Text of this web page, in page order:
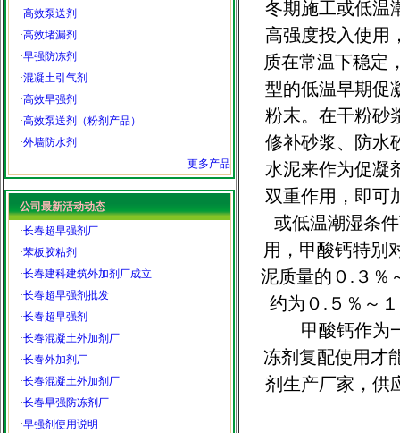
·高效泵送剂
·高效堵漏剂
·早强防冻剂
·混凝土引气剂
·高效早强剂
·高效泵送剂（粉剂产品）
·外墙防水剂
更多产品
公司最新活动动态
·长春超早强剂厂
·苯板胶粘剂
·长春建科建筑外加剂厂成立
·长春超早强剂批发
·长春超早强剂
·长春混凝土外加剂厂
·长春外加剂厂
·长春混凝土外加剂厂
·长春早强防冻剂厂
·早强剂使用说明
冬期施工或低温
高强度投入使用
质在常温下稳
型的低温早期促
粉末。在干粉砂
修补砂浆、防水
水泥来作为促凝
双重作用，即可
或低温潮湿条
用，甲酸钙特
泥质量的０.３％
约为０.５％～
甲酸钙作为一
冻剂复配使用才
剂生产厂家，供